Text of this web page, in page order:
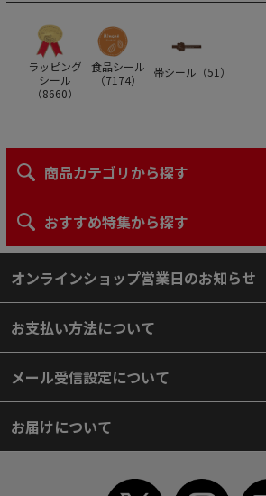
ラッピング
シール
（8660）
食品シール
（7174）
帯シール（51 ）
商品カテゴリから探す
おすすめ特集から探す
オンラインショップ営業日のお知らせ
お支払い方法について
メール受信設定について
お届けについて